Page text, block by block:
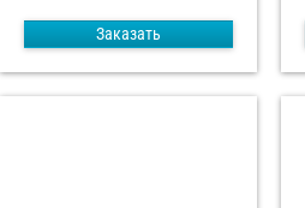
Заказать